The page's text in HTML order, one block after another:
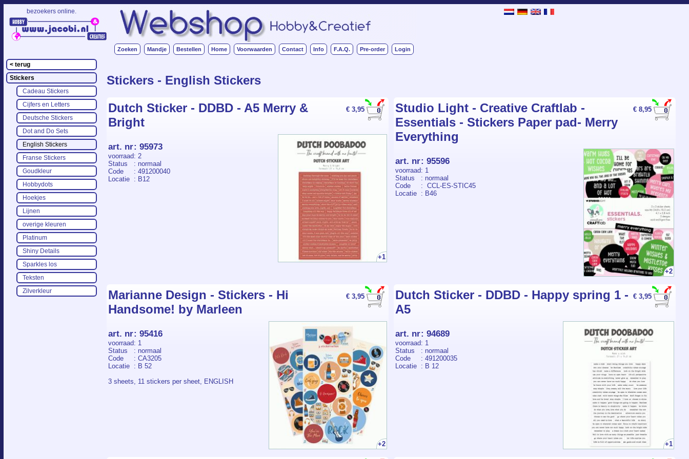
bezoekers online.
.
Zoeken Mandje Bestellen Home Voorwaarden Contact Info F.A.Q. Pre-order Login
< terug
Stickers
Cadeau Stickers
Cijfers en Letters
Deutsche Stickers
Dot and Do Sets
English Stickers
Franse Stickers
Goudkleur
Hobbydots
Hoekjes
Lijnen
overige kleuren
Platinum
Shiny Details
Sparkles los
Teksten
Zilverkleur
Stickers - English Stickers
€ 3,95
Dutch Sticker - DDBD - A5 Merry &
Bright
+1
art. nr: 95973
voorraad: 2
Status
: normaal
Code
: 491200040
Locatie
: B12
€ 8,95
Studio Light - Creative Craftlab -
Essentials - Stickers Paper pad- Merry
Everything
+2
art. nr: 95596
voorraad: 1
Status
: normaal
Code
: CCL-ES-STIC45
Locatie
: B46
€ 3,95
Marianne Design - Stickers - Hi
Handsome! by Marleen
+2
art. nr: 95416
voorraad: 1
Status
: normaal
Code
: CA3205
Locatie
: B 52
3 sheets, 11 stickers per sheet, ENGLISH
€ 3,95
Dutch Sticker - DDBD - Happy spring 1 -
A5
+1
art. nr: 94689
voorraad: 1
Status
: normaal
Code
: 491200035
Locatie
: B 12